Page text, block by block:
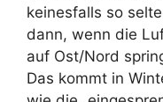
keinesfalls so
dann, wenn die
auf Ost/Nord
Das kommt in